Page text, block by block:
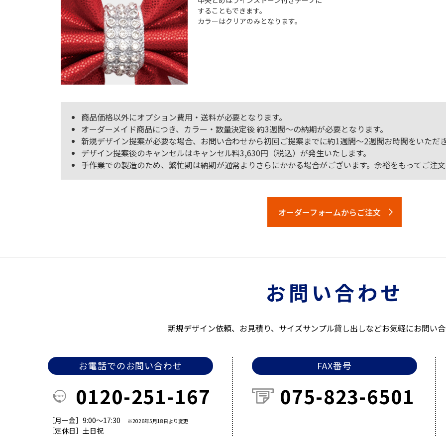
することもできます。
カラーはクリアのみとなります。
商品価格以外にオプション費用・送料が必要となります。
オーダーメイド商品につき、カラー・数量決定後 約3週間～の納期が必要となります。
新規デザイン提案が必要な場合、お問い合わせから初回ご提案までに約1週間～2週間お時間をいただき
デザイン提案後のキャンセルはキャンセル料3,630円（税込）が発生いたします。
手作業での製造のため、繁忙期は納期が通常よりさらにかかる場合がございます。余裕をもってご注文
オーダーフォームからご注文
お問い合わせ
新規デザイン依頼、お見積り、サイズサンプル貸し出しなどお気軽にお問い合
お電話でのお問い合わせ
0120-251-167
［月ー金］9:00～17:30 ※2026年5月18日より変更
［定休日］土日祝
FAX番号
075-823-6501